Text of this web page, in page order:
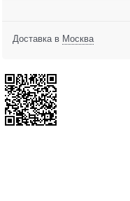
Доставка в Москва